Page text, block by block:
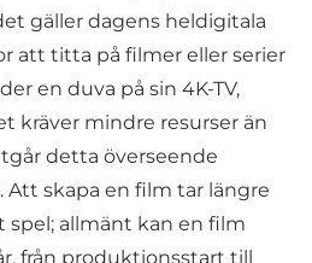
gäller dagens heldigitala
att titta på filmer eller serier
en duva på sin 4K-TV,
kräver mindre resurser än
detta överseende
Att skapa en film tar längre
allmänt kan en film
från produktionsstart till